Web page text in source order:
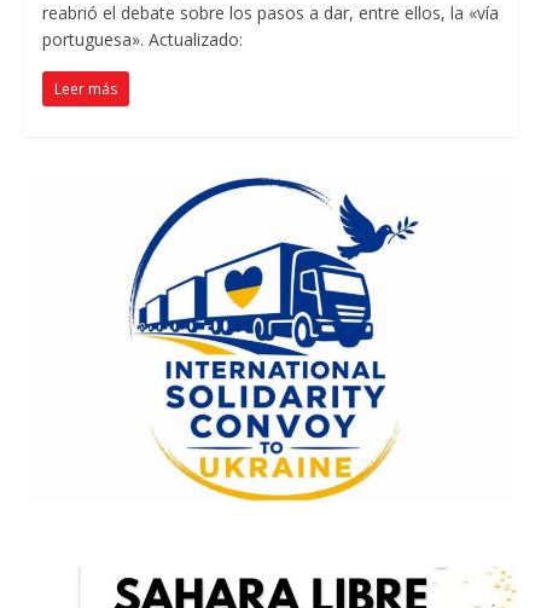
reabrió el debate sobre los pasos a dar, entre ellos, la «vía
portuguesa». Actualizado:
Leer más